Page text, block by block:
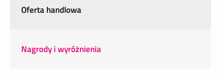
Oferta handlowa
Nagrody i wyróżnienia